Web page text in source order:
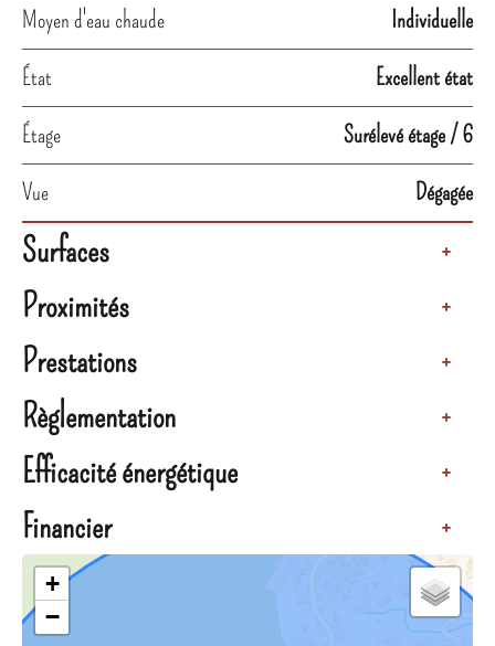
Moyen d'eau chaude
Individuelle
État
Excellent état
Étage
Surélevé étage / 6
Vue
Dégagée
Surfaces +
Proximités +
Prestations +
Règlementation +
Efficacité énergétique +
Financier +
+
−